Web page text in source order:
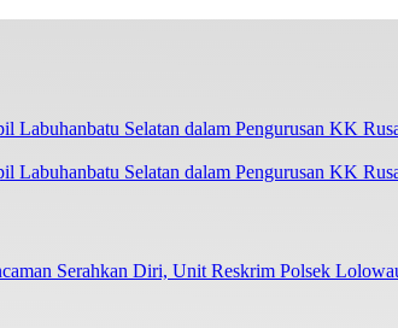
Labuhanbatu Selatan dalam Pengurusan KK
Serahkan Diri, Unit Reskrim Polsek